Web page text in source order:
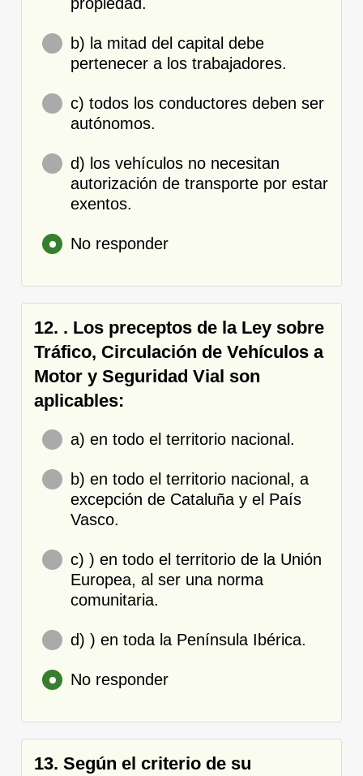
b) la mitad del capital debe
pertenecer a los trabajadores.
c) todos los conductores deben ser
autónomos.
d) los vehículos no necesitan
autorización de transporte por estar
exentos.
No responder
12. . Los preceptos de la Ley sobre
Tráfico, Circulación de Vehículos a
Motor y Seguridad Vial son
aplicables:
a) en todo el territorio nacional.
b) en todo el territorio nacional, a
excepción de Cataluña y el País
Vasco.
c) ) en todo el territorio de la Unión
Europea, al ser una norma
comunitaria.
d) ) en toda la Península Ibérica.
No responder
13. Según el criterio de su